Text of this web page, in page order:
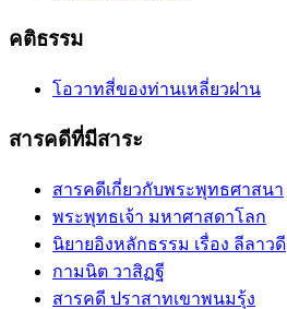
คติธรรม
โอวาทสี่ของท่านเหลี่ยวฝาน
สารคดีที่มีสาระ
สารคดีเกี่ยวกับพระพุทธศาสนา
พระพุทธเจ้า มหาศาสดาโลก
นิยายอิงหลักธรรม เรื่อง ลีลาวดี
กามนิต วาสิฏฐี
สารคดี ปราสาทเขาพนมรุ้ง